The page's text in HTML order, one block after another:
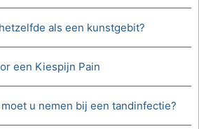
als een kunstgebit?
een Kiespijn Pain
u nemen bij een tandinfectie?